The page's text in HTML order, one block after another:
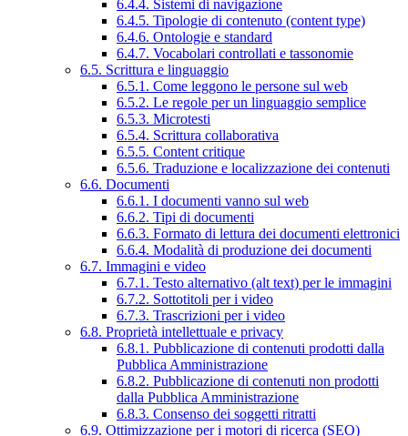
6.4.4. Sistemi di navigazione
6.4.5. Tipologie di contenuto (content type)
6.4.6. Ontologie e standard
6.4.7. Vocabolari controllati e tassonomie
6.5. Scrittura e linguaggio
6.5.1. Come leggono le persone sul web
6.5.2. Le regole per un linguaggio semplice
6.5.3. Microtesti
6.5.4. Scrittura collaborativa
6.5.5. Content critique
6.5.6. Traduzione e localizzazione dei contenuti
6.6. Documenti
6.6.1. I documenti vanno sul web
6.6.2. Tipi di documenti
6.6.3. Formato di lettura dei documenti elettronici
6.6.4. Modalità di produzione dei documenti
6.7. Immagini e video
6.7.1. Testo alternativo (alt text) per le immagini
6.7.2. Sottotitoli per i video
6.7.3. Trascrizioni per i video
6.8. Proprietà intellettuale e privacy
6.8.1. Pubblicazione di contenuti prodotti dalla
Pubblica Amministrazione
6.8.2. Pubblicazione di contenuti non prodotti
dalla Pubblica Amministrazione
6.8.3. Consenso dei soggetti ritratti
6.9. Ottimizzazione per i motori di ricerca (SEO)